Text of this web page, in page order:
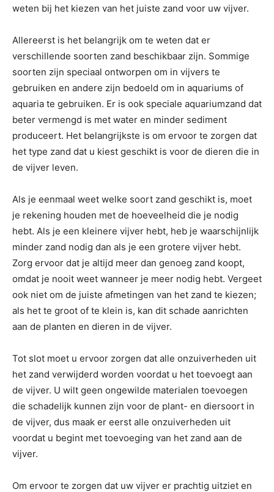
weten bij het kiezen van het juiste zand voor uw vijver.
Allereerst is het belangrijk om te weten dat er
verschillende soorten zand beschikbaar zijn. Sommige
soorten zijn speciaal ontworpen om in vijvers te
gebruiken en andere zijn bedoeld om in aquariums of
aquaria te gebruiken. Er is ook speciale aquariumzand dat
beter vermengd is met water en minder sediment
produceert. Het belangrijkste is om ervoor te zorgen dat
het type zand dat u kiest geschikt is voor de dieren die in
de vijver leven.
Als je eenmaal weet welke soort zand geschikt is, moet
je rekening houden met de hoeveelheid die je nodig
hebt. Als je een kleinere vijver hebt, heb je waarschijnlijk
minder zand nodig dan als je een grotere vijver hebt.
Zorg ervoor dat je altijd meer dan genoeg zand koopt,
omdat je nooit weet wanneer je meer nodig hebt. Vergeet
ook niet om de juiste afmetingen van het zand te kiezen;
als het te groot of te klein is, kan dit schade aanrichten
aan de planten en dieren in de vijver.
Tot slot moet u ervoor zorgen dat alle onzuiverheden uit
het zand verwijderd worden voordat u het toevoegt aan
de vijver. U wilt geen ongewilde materialen toevoegen
die schadelijk kunnen zijn voor de plant- en diersoort in
de vijver, dus maak er eerst alle onzuiverheden uit
voordat u begint met toevoeging van het zand aan de
vijver.
Om ervoor te zorgen dat uw vijver er prachtig uitziet en